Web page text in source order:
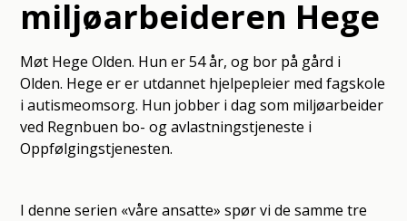
miljøarbeideren Hege
Møt Hege Olden. Hun er 54 år, og bor på gård i
Olden. Hege er er utdannet hjelpepleier med fagskole
i autismeomsorg. Hun jobber i dag som miljøarbeider
ved Regnbuen bo- og avlastningstjeneste i
Oppfølgingstjenesten.
I denne serien «våre ansatte» spør vi de samme tre